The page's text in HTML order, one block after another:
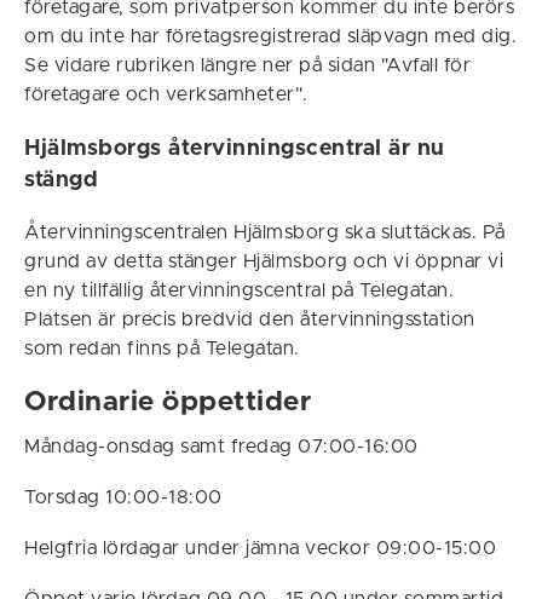
företagare, som privatperson kommer du inte berörs
om du inte har företagsregistrerad släpvagn med dig.
Se vidare rubriken längre ner på sidan "Avfall för
företagare och verksamheter".
Hjälmsborgs återvinningscentral är nu
stängd
Återvinningscentralen Hjälmsborg ska sluttäckas. På
grund av detta stänger Hjälmsborg och vi öppnar vi
en ny tillfällig återvinningscentral på Telegatan.
Platsen är precis bredvid den återvinningsstation
som redan finns på Telegatan.
Ordinarie öppettider
Måndag-onsdag samt fredag 07:00-16:00
Torsdag 10:00-18:00
Helgfria lördagar under jämna veckor 09:00-15:00